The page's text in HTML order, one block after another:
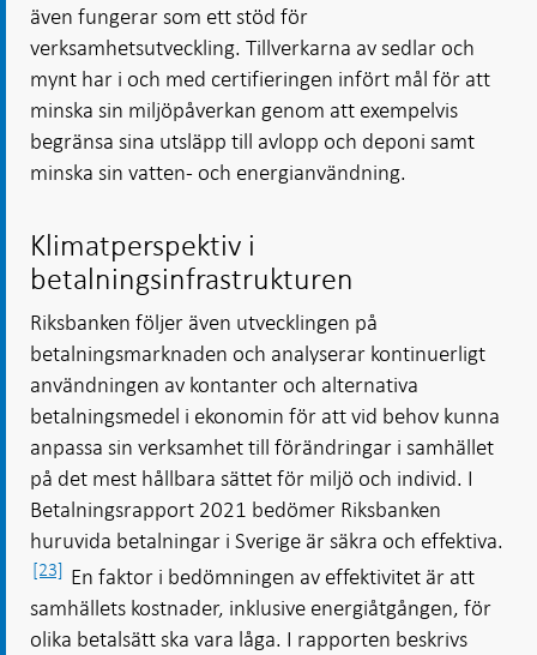
även fungerar som ett stöd för
verksamhetsutveckling. Tillverkarna av sedlar och
mynt har i och med certifieringen infört mål för att
minska sin miljöpåverkan genom att exempelvis
begränsa sina utsläpp till avlopp och deponi samt
minska sin vatten- och energianvändning.
Klimatperspektiv i
betalningsinfrastrukturen
Riksbanken följer även utvecklingen på
betalningsmarknaden och analyserar kontinuerligt
användningen av kontanter och alternativa
betalningsmedel i ekonomin för att vid behov kunna
anpassa sin verksamhet till förändringar i samhället
på det mest hållbara sättet för miljö och individ. I
Betalningsrapport 2021 bedömer Riksbanken
huruvida betalningar i Sverige är säkra och effektiva.
[23] En faktor i bedömningen av effektivitet är att
samhällets kostnader, inklusive energiåtgången, för
olika betalsätt ska vara låga. I rapporten beskrivs